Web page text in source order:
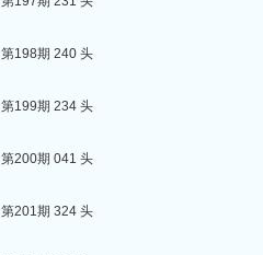
第198期 240 头
第199期 234 头
第200期 041 头
第201期 324 头